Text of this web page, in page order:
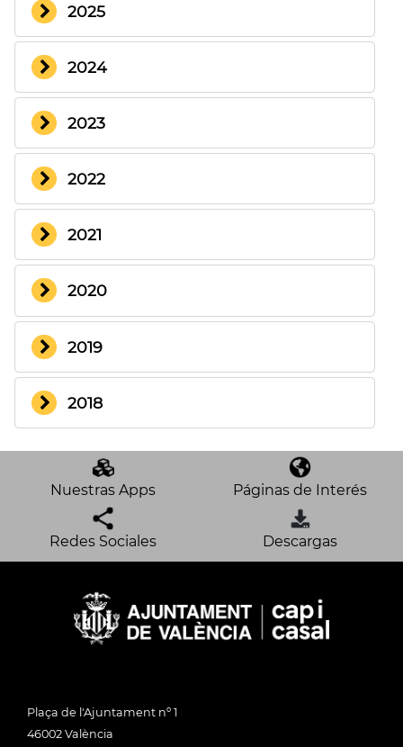
2025
2024
2023
2022
2021
2020
2019
2018
Nuestras Apps Páginas de Interés
Redes Sociales Descargas
Plaça de l'Ajuntament nº 1
46002 València